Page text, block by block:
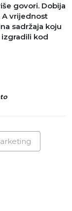
govori. Dobija
A vrijednost
sadržaja koju
kod